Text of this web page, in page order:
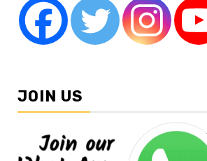
JOIN US